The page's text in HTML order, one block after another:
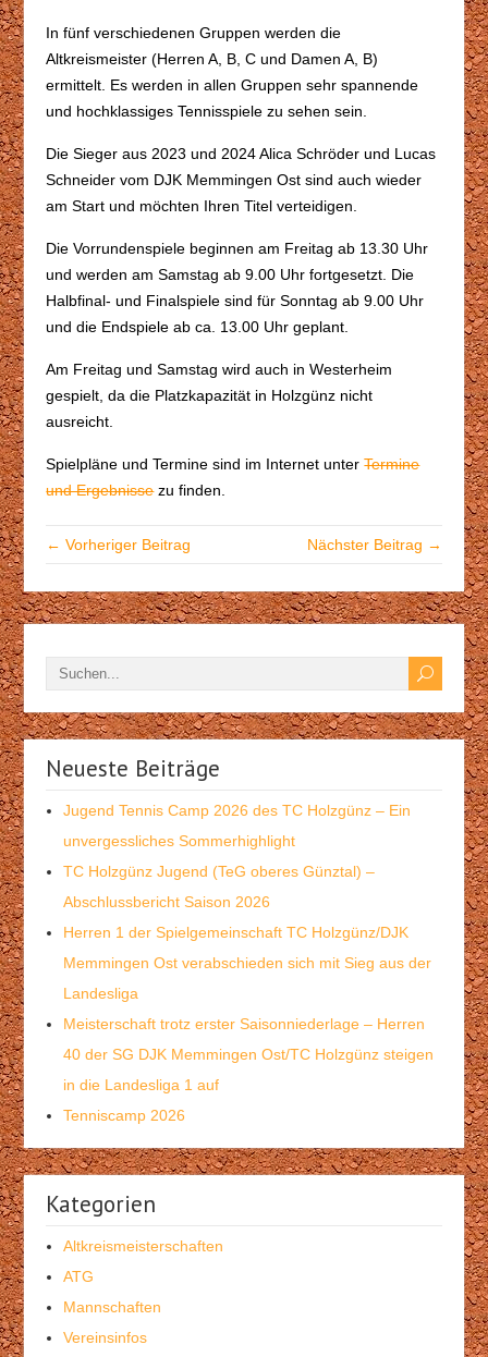
In fünf verschiedenen Gruppen werden die
Altkreismeister (Herren A, B, C und Damen A, B)
ermittelt. Es werden in allen Gruppen sehr spannende
und hochklassiges Tennisspiele zu sehen sein.
Die Sieger aus 2023 und 2024 Alica Schröder und Lucas
Schneider vom DJK Memmingen Ost sind auch wieder
am Start und möchten Ihren Titel verteidigen.
Die Vorrundenspiele beginnen am Freitag ab 13.30 Uhr
und werden am Samstag ab 9.00 Uhr fortgesetzt. Die
Halbfinal- und Finalspiele sind für Sonntag ab 9.00 Uhr
und die Endspiele ab ca. 13.00 Uhr geplant.
Am Freitag und Samstag wird auch in Westerheim
gespielt, da die Platzkapazität in Holzgünz nicht
ausreicht.
Spielpläne und Termine sind im Internet unterTermine
und Ergebnissezu finden.
← Vorheriger Beitrag Nächster Beitrag →
Neueste Beiträge
Jugend Tennis Camp 2026 des TC Holzgünz – Ein
unvergessliches Sommerhighlight
TC Holzgünz Jugend (TeG oberes Günztal) –
Abschlussbericht Saison 2026
Herren 1 der Spielgemeinschaft TC Holzgünz/DJK
Memmingen Ost verabschieden sich mit Sieg aus der
Landesliga
Meisterschaft trotz erster Saisonniederlage – Herren
40 der SG DJK Memmingen Ost/TC Holzgünz steigen
in die Landesliga 1 auf
Tenniscamp 2026
Kategorien
Altkreismeisterschaften
ATG
Mannschaften
Vereinsinfos